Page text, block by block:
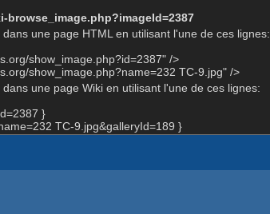
une page HTML en utilisant l'une de ces lignes:
show_image.php?id=2387" />
show_image.php?name=232 TC-9.jpg" />
une page Wiki en utilisant l'une de ces lignes:
}
TC-9.jpg&galleryId=189 }